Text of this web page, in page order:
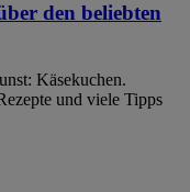
den beliebten
Käsekuchen.
und viele Tipps